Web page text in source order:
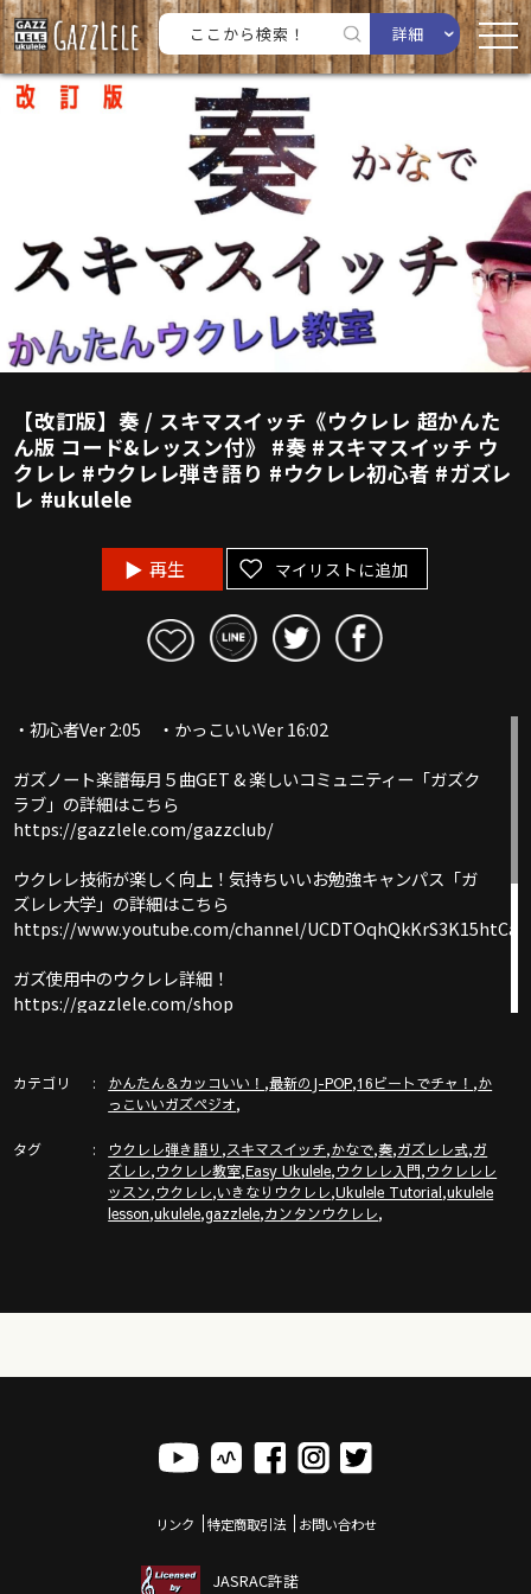
詳細
【改訂版】奏 / スキマスイッチ《ウクレレ 超かんた
ん版 コード&レッスン付》 #奏 #スキマスイッチ ウ
クレレ #ウクレレ弾き語り #ウクレレ初心者 #ガズレ
レ #ukulele
再生 マイリストに追加
・初心者Ver 2:05 ・かっこいいVer 16:02
ガズノート楽譜毎月５曲GET & 楽しいコミュニティー「ガズク
ラブ」の詳細はこちら
https://gazzlele.com/gazzclub/
ウクレレ技術が楽しく向上！気持ちいいお勉強キャンパス「ガ
ズレレ大学」の詳細はこちら
https://www.youtube.com/channel/
ガズ使用中のウクレレ詳細！
https://gazzlele.com/shop
https://gazzlele.com/beginner/
http://www.gazzlele.com/
ガズレレのアプリ「ガズレシピ」スタート！
https://gazzlele.com/gazzrecipe/
カテゴリ かんたん＆カッコいい！ ,最新のJ-POP,16ビートでチャ！ ,か
っこいいガズペジオ,
タグ ウクレレ弾き語り ,スキマスイッチ,かなで,奏,ガズレレ式,ガ
ズレレ,ウクレレ教室,Easy Ukulele,ウクレレ入門,ウクレレレ
ッスン,ウクレレ,いきなりウクレレ,Ukulele Tutorial,ukulele
lesson,ukulele,gazzlele,カンタンウクレレ,
リンク 特定商取引法 お問い合わせ
JASRAC許諾